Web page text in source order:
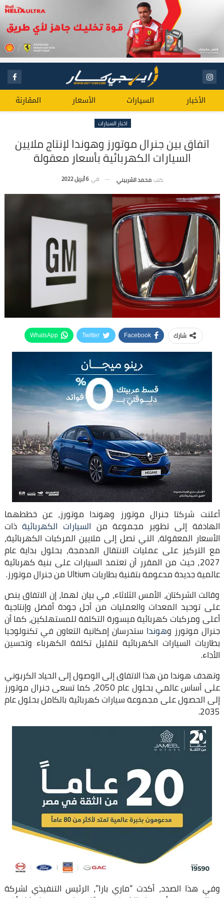
الأخبار السيارات الأسعار المقارنة
اخبار السيارات
اتفاق بين جنرال موتورز وهوندا لإنتاج ملايين
السيارات الكهربائية بأسعار معقولة
كتب محمد الشربيني في 6 أبريل 2022
شارك Facebook
Twitter
WhatsApp
أعلنت شركتا جنرال موتورز وهوندا موتورز، عن خططهما
الهادفة إلى تطوير مجموعة من السيارات الكهربائيةذات
الأسعار المعقولة، التي تصل إلى ملايين المركبات الكهربائية،
مع التركيز على عمليات الانتقال المدمجة، بحلول بداية عام
2027، حيث من المقرر أن تعتمد السيارات على بنية كهربائية
عالمية جديدة مدعومة بتقنية بطاريات Ultium من جنرال موتورز.
وقالت الشركتان، الأمس الثلاثاء، في بيان لهما، إن الاتفاق ينص
على توحيد المعدات والعمليات من أجل جودة أفضل وإنتاجية
أعلى ومركبات كهربائية ميسورة التكلفة للمستهلكين، كما أن
جنرال موتورز وهوندا ستدرسان إمكانية التعاون في تكنولوجيا
بطاريات السيارات الكهربائية لتقليل تكلفة الكهرباء وتحسين
الأداء.
وتهدف هوندا من هذا الاتفاق إلى الوصول إلى الحياد الكربوني
على أساس عالمي بحلول عام 2050، كما تسعى جنرال موتورز
إلى الحصول على مجموعة سيارات كهربائية بالكامل بحلول عام
2035.
وفي هذا الصدد، أكدت “ماري بارا”، الرئيس التنفيذي لشركة